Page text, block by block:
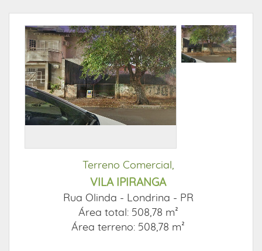
Terreno Comercial,
VILA IPIRANGA
Rua Olinda - Londrina - PR
Área total: 508,78 m²
Área terreno: 508,78 m²